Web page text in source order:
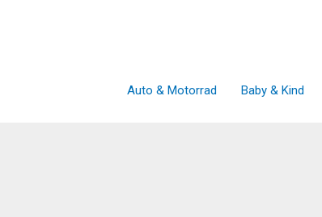
Auto & Motorrad Baby & Kind